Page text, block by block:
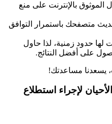
الموثوق بالإنترنت على منع
متصفحك باستمرار التوافق
لها حدود زمنية، لذا حاول
على أفضل النتائج.
يسعدنا مساعدتك!
لإجراء استطلاع